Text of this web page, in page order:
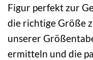
Figur perfekt zur
die richtige Größe
unserer
ermitteln und die